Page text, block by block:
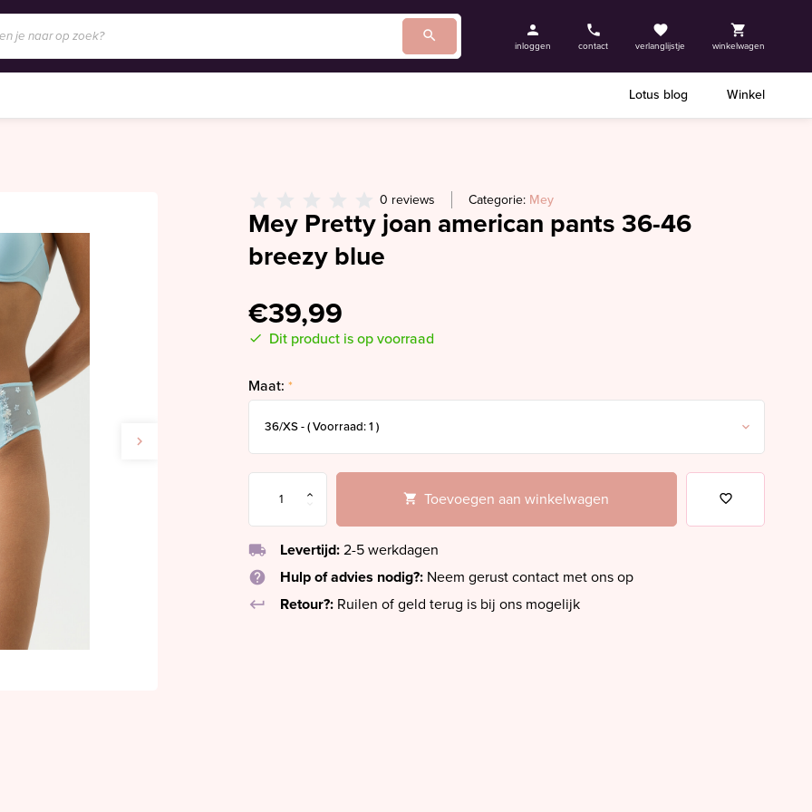
inloggen contact verlanglijstje winkelwagen
Lotus blog Winkel
0 reviews Categorie: Mey
Mey Pretty joan american pants 36-46
breezy blue
€39,99
Dit product is op voorraad
Maat: *
Toevoegen aan winkelwagen
local_shipping Levertijd: 2-5 werkdagen
help
Hulp of advies nodig?: Neem gerust contact met ons op
keyboard_return
Retour?: Ruilen of geld terug is bij ons mogelijk